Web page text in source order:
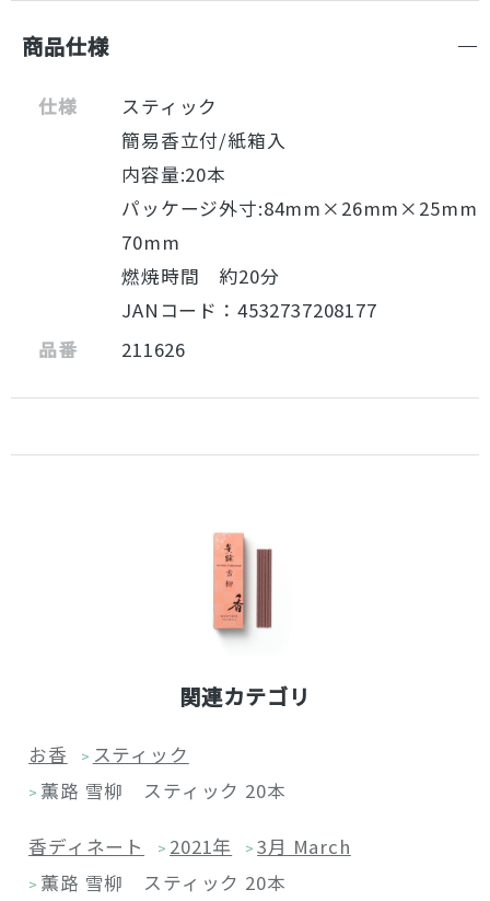
商品仕様
仕様
スティック
簡易香立付/紙箱入
内容量:20本
パッケージ外寸:84mm×26mm×25mm
70mm
燃焼時間 約20分
JANコード：4532737208177
品番
211626
関連カテゴリ
お香 > スティック
> 薫路 雪柳 スティック 20本
香ディネート > 2021年 >3月 March
> 薫路 雪柳 スティック 20本